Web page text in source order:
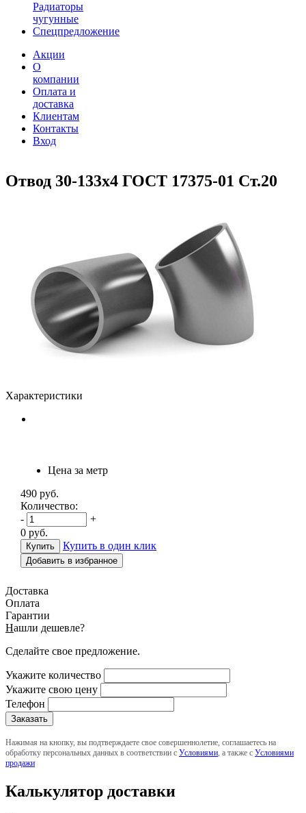
Радиаторы
чугунные
Спецпредложение
Акции
О
компании
Оплата и
доставка
Клиентам
Контакты
Вход
Отвод 30-133x4 ГОСТ 17375-01 Ст.20
Характеристики
Цена за метр
490 руб.
Количество:
-
+
0 руб.
Купить в один клик
Добавить в избранное
Доставка
Оплата
Гарантии
Нашли дешевле?
Сделайте свое предложение.
Укажите количество
Укажите свою цену
Телефон
Нажимая на кнопку, вы подтверждаете свое совершеннолетие, соглашаетесь на
обработку персональных данных в соответствии с Условиями, а также с Условиями
продажи
Калькулятор доставки